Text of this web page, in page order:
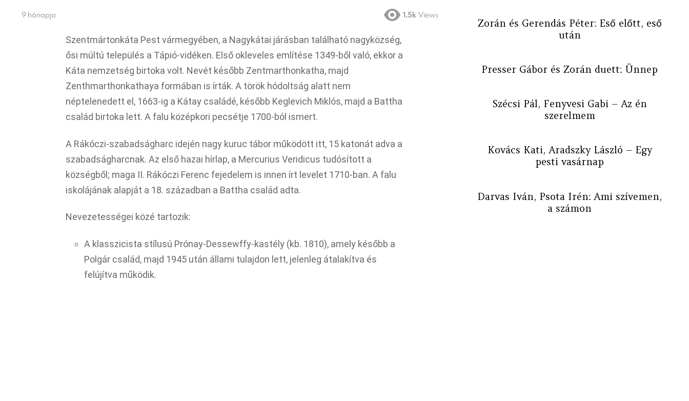
9 hónapja 1.5k Views
Szentmártonkáta Pest vármegyében, a Nagykátai járásban található nagyközség,
ősi múltú település a Tápió-vidéken. Első okleveles említése 1349-ből való, ekkor a
Káta nemzetség birtoka volt. Nevét később Zentmarthonkatha, majd
Zenthmarthonkathaya formában is írták. A török hódoltság alatt nem
néptelenedett el, 1663-ig a Kátay családé, később Keglevich Miklós, majd a Battha
család birtoka lett. A falu középkori pecsétje 1700-ból ismert.​
A Rákóczi-szabadságharc idején nagy kuruc tábor működött itt, 15 katonát adva a
szabadságharcnak. Az első hazai hírlap, a Mercurius Veridicus tudósított a
községből; maga II. Rákóczi Ferenc fejedelem is innen írt levelet 1710-ban. A falu
iskolájának alapját a 18. században a Battha család adta.​
Nevezetességei közé tartozik:
A klasszicista stílusú Prónay-Dessewffy-kastély (kb. 1810), amely később a
Polgár család, majd 1945 után állami tulajdon lett, jelenleg átalakítva és
felújítva működik.​
Zorán és Gerendás Péter: Eső előtt, eső
után
Presser Gábor és Zorán duett: Ünnep
Szécsi Pál, Fenyvesi Gabi – Az én
szerelmem
Kovács Kati, Aradszky László – Egy
pesti vasárnap
Darvas Iván, Psota Irén: Ami szívemen,
a számon